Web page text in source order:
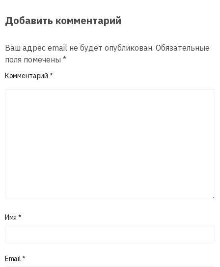
Добавить комментарий
Ваш адрес email не будет опубликован. Обязательные
поля помечены *
Комментарий *
Имя *
Email*